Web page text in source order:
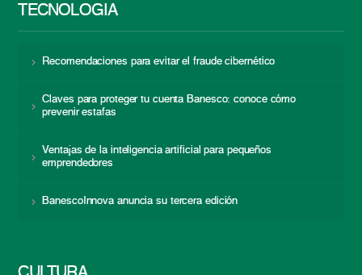
TECNOLOGÍA
Recomendaciones para evitar el fraude cibernético
Claves para proteger tu cuenta Banesco: conoce cómo
prevenir estafas
Ventajas de la inteligencia artificial para pequeños
emprendedores
BanescoInnova anuncia su tercera edición